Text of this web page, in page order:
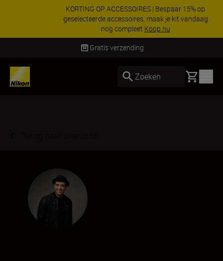
KORTING OP ACCESSOIRES | Bespaar 15% op
geselecteerde accessoires, maak je kit vandaag
nog compleetKoop nu
Levering binnen 2-3 werkdagen
Zoeken Basket